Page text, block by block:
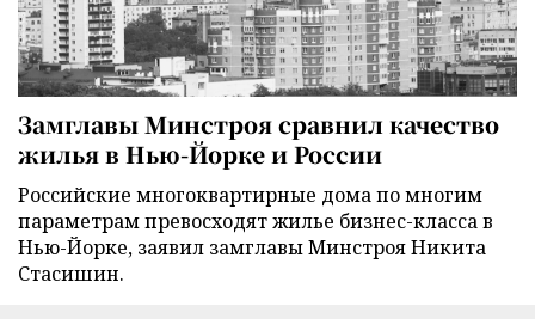
Замглавы Минстроя сравнил качество
жилья в Нью-Йорке и России
Российские многоквартирные дома по многим
параметрам превосходят жилье бизнес-класса в
Нью-Йорке, заявил замглавы Минстроя Никита
Стасишин.